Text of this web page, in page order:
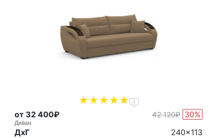
4
от 32 400₽ 42 120₽ 30%
Диван
ДxГ 240x113